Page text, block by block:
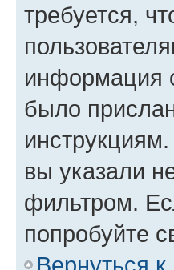
требуется,
информация
было
вы указали
фильтром.
попробуйте
Вернуться к